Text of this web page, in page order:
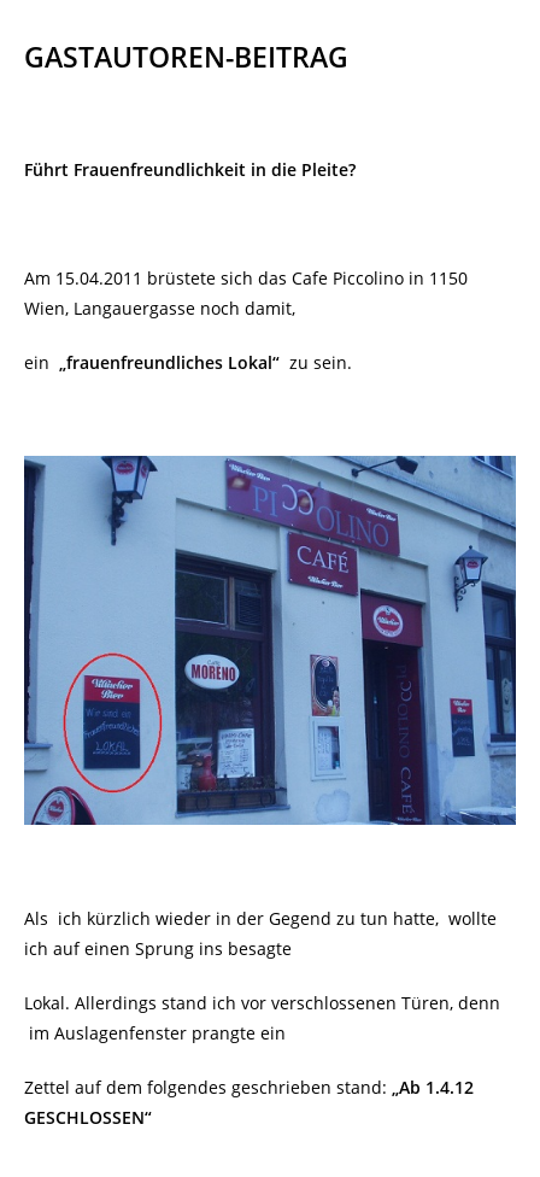
GASTAUTOREN-BEITRAG
Führt Frauenfreundlichkeit in die Pleite?
Am 15.04.2011 brüstete sich das Cafe Piccolino in 1150
Wien, Langauergasse noch damit,
ein „frauenfreundliches Lokal“ zu sein.
Als ich kürzlich wieder in der Gegend zu tun hatte, wollte
ich auf einen Sprung ins besagte
Lokal. Allerdings stand ich vor verschlossenen Türen, denn
im Auslagenfenster prangte ein
Zettel auf dem folgendes geschrieben stand: „Ab 1.4.12
GESCHLOSSEN“